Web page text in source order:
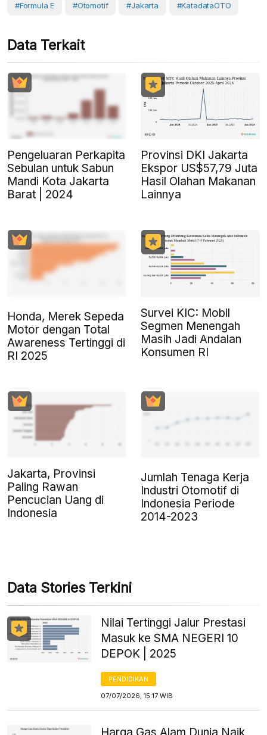
#Formula E #Otomotif #Jakarta #KatadataOTO
Data Terkait
Pengeluaran Perkapita
Sebulan untuk Sabun
Mandi Kota Jakarta
Barat | 2024
Provinsi DKI Jakarta
Ekspor US$57,79 Juta
Hasil Olahan Makanan
Lainnya
Honda, Merek Sepeda
Motor dengan Total
Awareness Tertinggi di
RI 2025
Survei KIC: Mobil
Segmen Menengah
Masih Jadi Andalan
Konsumen RI
Jakarta, Provinsi
Paling Rawan
Pencucian Uang di
Indonesia
Jumlah Tenaga Kerja
Industri Otomotif di
Indonesia Periode
2014-2023
Data Stories Terkini
Nilai Tertinggi Jalur Prestasi
Masuk ke SMA NEGERI 10
DEPOK | 2025
PENDIDIKAN
07/07/2026, 15:17 WIB